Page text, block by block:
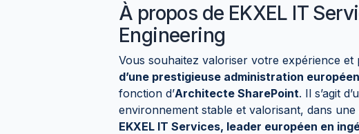
À propos de EKXEL IT
Engineering
Vous souhaitez valoriser votre expérience
d’une prestigieuse administration
fonction d’Architecte SharePoint. Il s’agit
environnement stable et valorisant, dans
EKXEL IT Services, leader européen en